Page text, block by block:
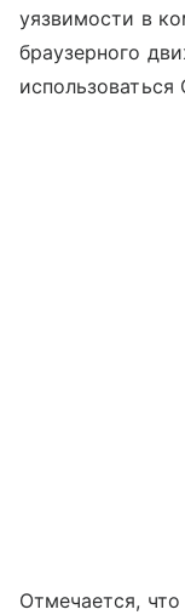
уязвимости в
браузерного
использоваться
Отмечается,